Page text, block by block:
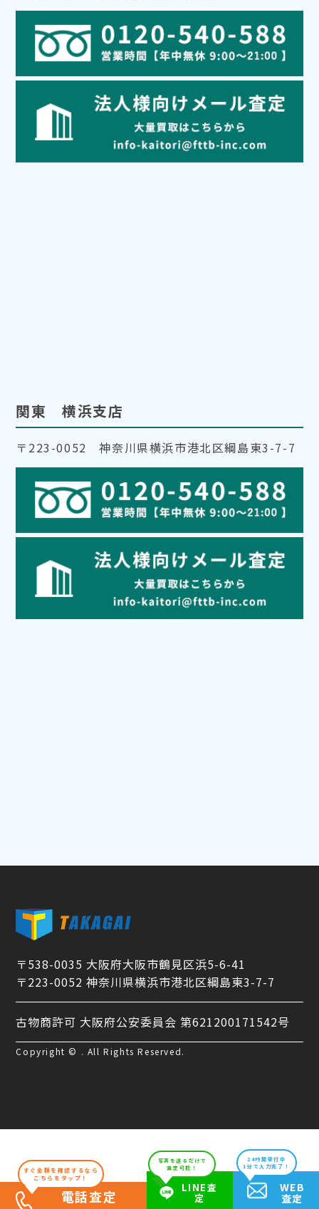
関東 横浜支店
〒223-0052 神奈川県横浜市港北区綱島東3-7-7
〒538-0035 大阪府大阪市鶴見区浜5-6-41
〒223-0052 神奈川県横浜市港北区綱島東3-7-7
古物商許可 大阪府公安委員会 第621200171542号
Copyright © . All Rights Reserved.
すぐ金額を確認するなら
こちらをタップ！
電話査定
写真を送るだけで
査定可能！
LINE査
定
24時間受付中
1分で入力完了！
WEB
査定